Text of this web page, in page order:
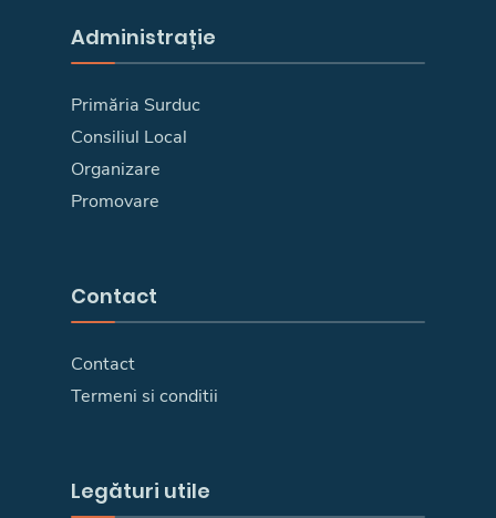
Administrație
Primăria Surduc
Consiliul Local
Organizare
Promovare
Contact
Contact
Termeni si conditii
Legături utile